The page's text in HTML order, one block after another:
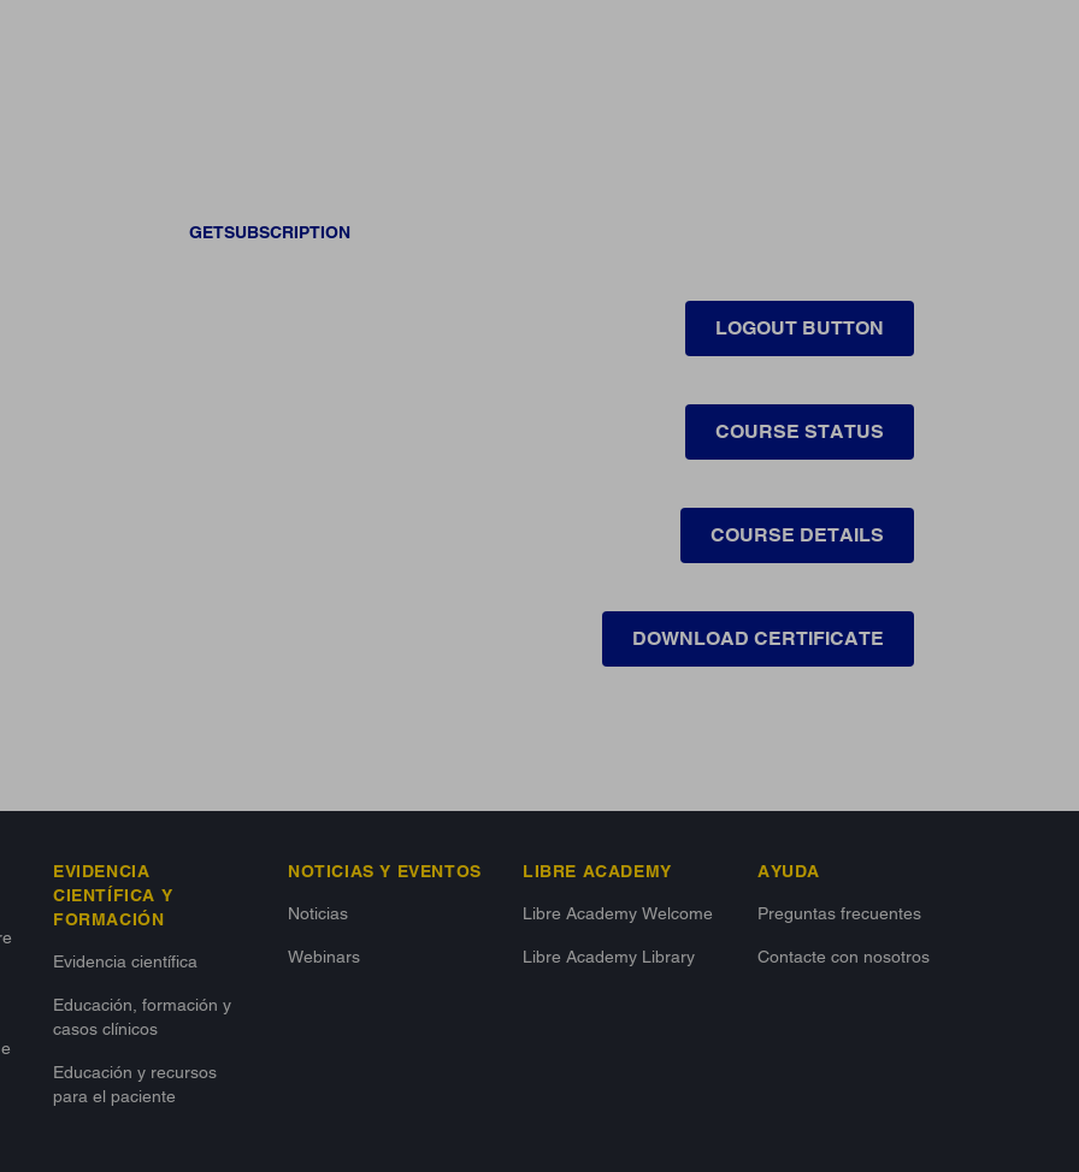
GETSUBSCRIPTION
LOGOUT BUTTON
COURSE STATUS
COURSE DETAILS
DOWNLOAD CERTIFICATE
EVIDENCIA
CIENTÍFICA Y
FORMACIÓN
Evidencia científica
Educación, formación y
casos clínicos
Educación y recursos
para el paciente
NOTICIAS Y EVENTOS
Noticias
Webinars
LIBRE ACADEMY
Libre Academy Welcome
Libre Academy Library
AYUDA
Preguntas frecuentes
Contacte con nosotros